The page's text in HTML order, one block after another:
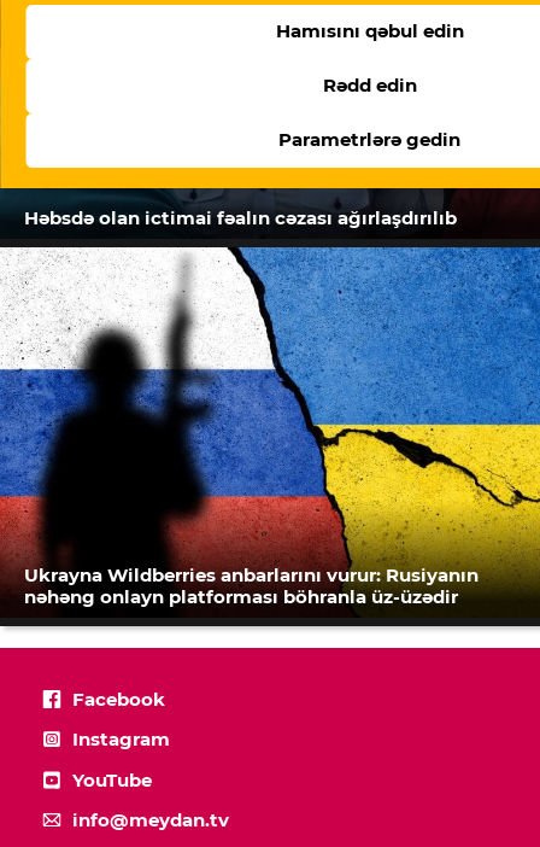
Hamısını qəbul edin
Rədd edin
Parametrlərə gedin
Həbsdə olan ictimai fəalın cəzası ağırlaşdırılıb
Ukrayna Wildberries anbarlarını vurur: Rusiyanın
nəhəng onlayn platforması böhranla üz-üzədir
Facebook
Instagram
YouTube
info@meydan.tv